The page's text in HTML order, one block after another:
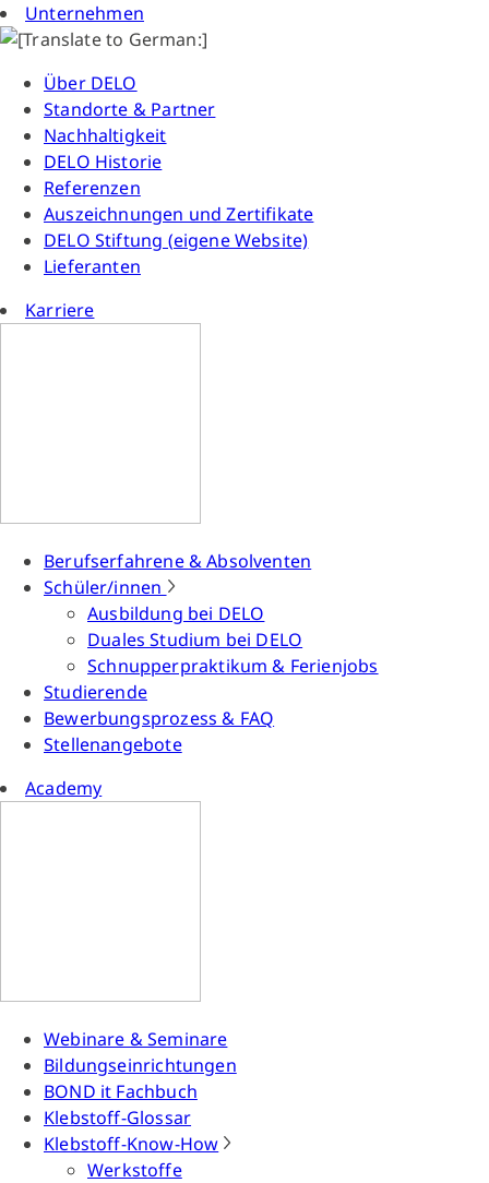
Unternehmen
Über DELO
Standorte & Partner
Nachhaltigkeit
DELO Historie
Referenzen
Auszeichnungen und Zertifikate
DELO Stiftung (eigene Website)
Lieferanten
Karriere
Berufserfahrene & Absolventen
Schüler/innen
Ausbildung bei DELO
Duales Studium bei DELO
Schnupperpraktikum & Ferienjobs
Studierende
Bewerbungsprozess & FAQ
Stellenangebote
Academy
Webinare & Seminare
Bildungseinrichtungen
BOND it Fachbuch
Klebstoff-Glossar
Klebstoff-Know-How
Werkstoffe